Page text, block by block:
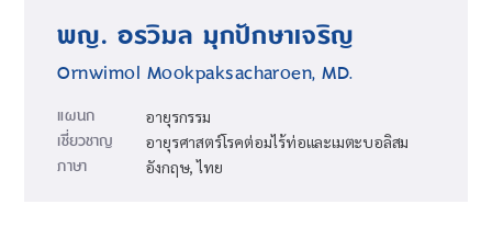
พญ. อรวิมล มุกปักษาเจริญ
Ornwimol Mookpaksacharoen, MD.
แผนก อายุรกรรม
เชี่ยวชาญ อายุรศาสตร์โรคต่อมไร้ท่อและเมตะบอลิสม
ภาษา อังกฤษ, ไทย